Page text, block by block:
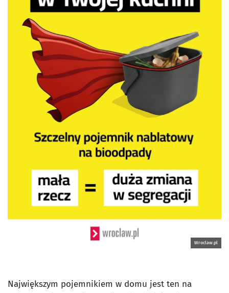
Wroclaw.pl
Największym pojemnikiem w domu jest ten na